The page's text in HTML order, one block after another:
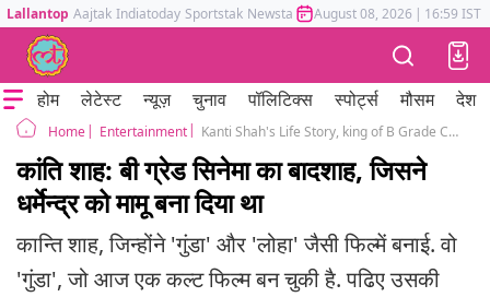
Lallantop Aajtak Indiatoday Sportstak Newstak Mumbai Tak Astrotak
August 08, 2026 | 16:59 IST
होम लेटेस्ट न्यूज़ चुनाव पॉलिटिक्स स्पोर्ट्स मौसम देश
Home Entertainment Kanti Shah's Life Story, king of B Grade Cinema, who made films like Gunda and Loha
कांति शाह: बी ग्रेड सिनेमा का बादशाह, जिसने
धर्मेन्द्र को मामू बना दिया था
कान्ति शाह, जिन्होंने 'गुंडा' और 'लोहा' जैसी फिल्में बनाई. वो
'गुंडा', जो आज एक कल्ट फिल्म बन चुकी है. पढिए उसकी